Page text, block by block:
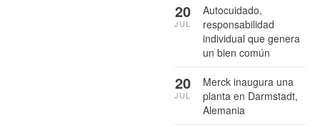
Autocuidado,
responsabilidad
individual que genera
un bien común
20
JUL
Merck inaugura una
planta en Darmstadt,
Alemania
20
JUL